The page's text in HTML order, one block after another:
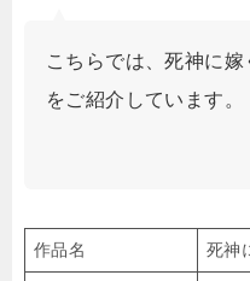
こちらでは、死神に
をご紹介しています。
作品名 死神